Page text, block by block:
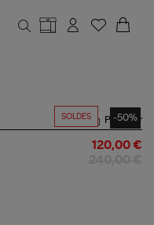
SOLDES -50%
Partager
120,00 €